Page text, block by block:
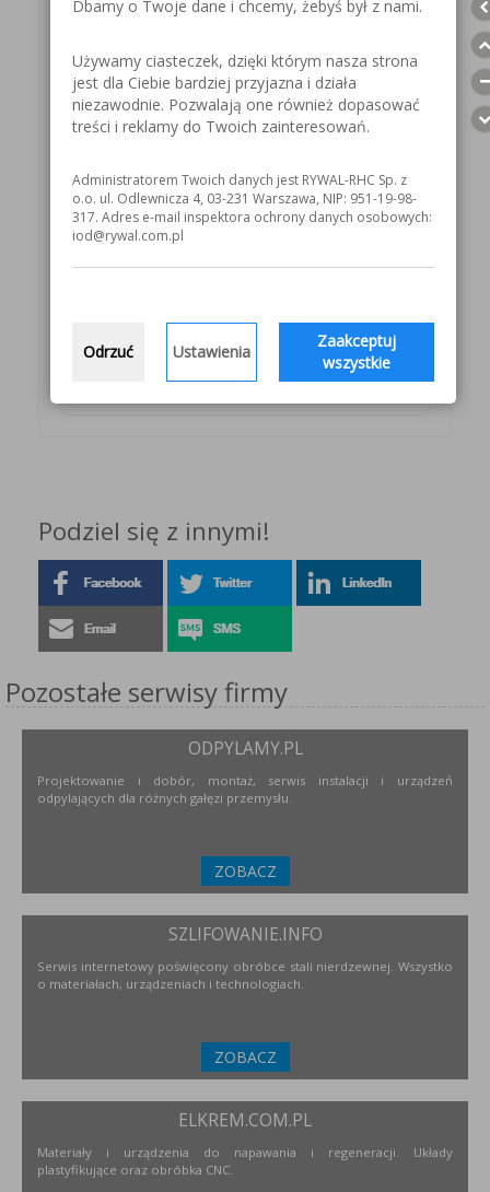
Indeks: EW00415007
Indeks: EW00415008
Indeks: EW00415009
ZAPYTAJ
Indeks: EW00415010
ZAPYTAJ
Podziel się z innymi!
Pozostałe serwisy firmy
ODPYLAMY.PL
Projektowanie i dobór, montaż, serwis instalacji i urządzeń
odpylających dla różnych gałęzi przemysłu.
ZOBACZ
SZLIFOWANIE.INFO
Serwis internetowy poświęcony obróbce stali nierdzewnej. Wszystko
o materiałach, urządzeniach i technologiach.
ZOBACZ
ELKREM.COM.PL
Materiały i urządzenia do napawania i regeneracji. Układy
plastyfikujące oraz obróbka CNC.
Dbamy o Twoje dane i chcemy, żebyś był z nami.
Używamy ciasteczek, dzięki którym nasza strona
jest dla Ciebie bardziej przyjazna i działa
niezawodnie. Pozwalają one również dopasować
treści i reklamy do Twoich zainteresowań.
Administratorem Twoich danych jest RYWAL-RHC Sp. z
o.o. ul. Odlewnicza 4, 03-231 Warszawa, NIP: 951-19-98-
317. Adres e-mail inspektora ochrony danych osobowych:
iod@rywal.com.pl
Odrzuć Ustawienia
Zaakceptuj
wszystkie